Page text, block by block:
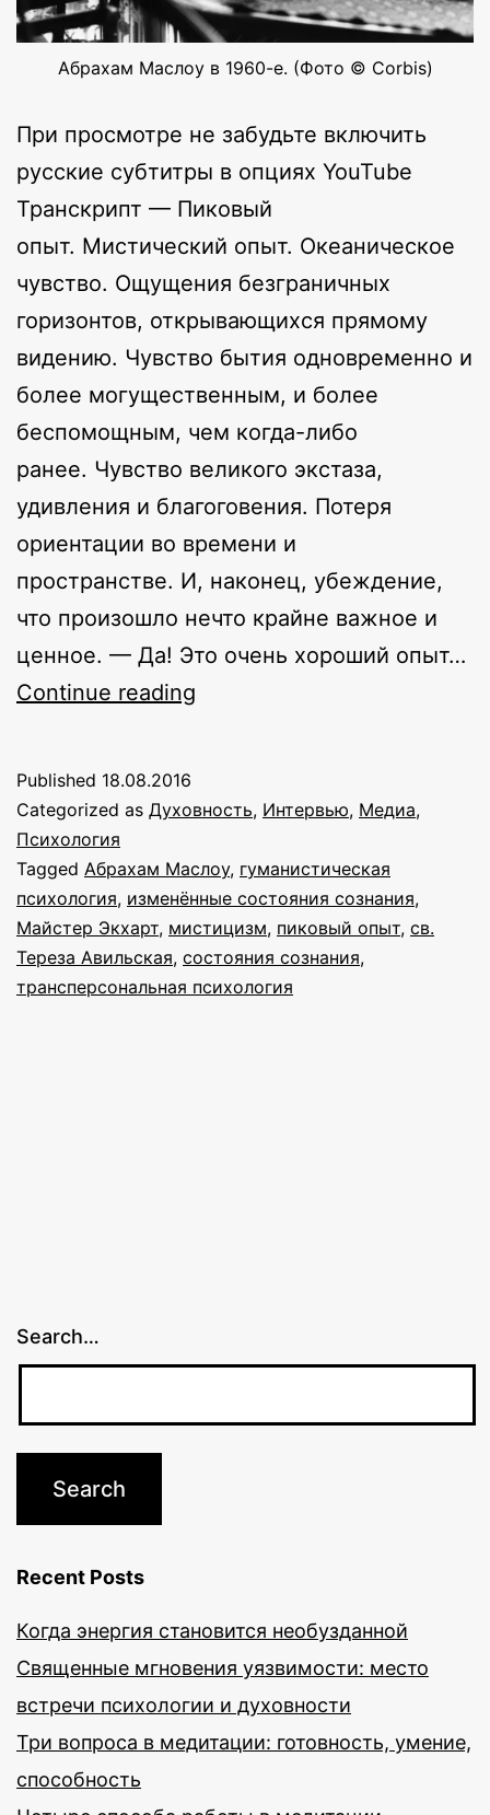
Абрахам Маслоу в 1960-е. (Фото © Corbis)
При просмотре не забудьте включить
русские субтитры в опциях YouTube
Транскрипт — Пиковый
опыт. Мистический опыт. Океаническое
чувство. Ощущения безграничных
горизонтов, открывающихся прямому
видению. Чувство бытия одновременно и
более могущественным, и более
беспомощным, чем когда-либо
ранее. Чувство великого экстаза,
удивления и благоговения. Потеря
ориентации во времени и
пространстве. И, наконец, убеждение,
что произошло нечто крайне важное и
ценное. — Да! Это очень хороший опыт…
Continue reading
интервью
Абрахамом
Маслоу
Published 18.08.2016
Categorized as Духовность, Интервью, Медиа,
Психология
Tagged Абрахам Маслоу, гуманистическая
психология, изменённые состояния сознания,
Майстер Экхарт, мистицизм, пиковый опыт, св.
Тереза Авильская, состояния сознания,
трансперсональная психология
Search…
Recent Posts
Когда энергия становится необузданной
Священные мгновения уязвимости: место
встречи психологии и духовности
Три вопроса в медитации: готовность, умение,
способность